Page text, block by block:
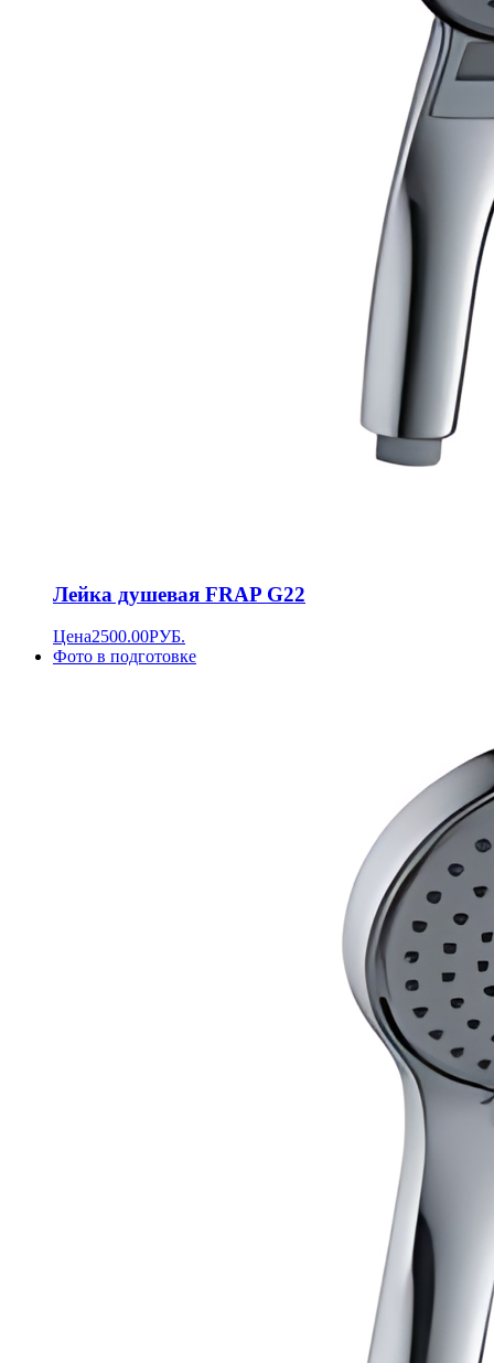
Лейка душевая FRAP G22
Цена2500.00РУБ.
Фото в подготовке